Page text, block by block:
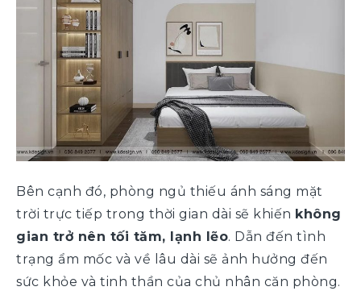
Bên cạnh đó, phòng ngủ thiếu ánh sáng mặt
trời trực tiếp trong thời gian dài sẽ khiến không
gian trở nên tối tăm, lạnh lẽo. Dẫn đến tình
trạng ẩm mốc và về lâu dài sẽ ảnh hưởng đến
sức khỏe và tinh thần của chủ nhân căn phòng.